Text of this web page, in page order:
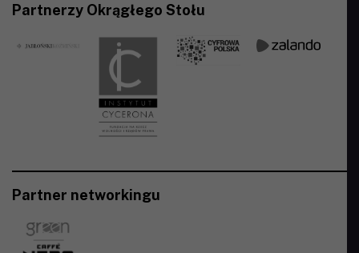
Partnerzy Okrągłego Stołu
Partner networkingu